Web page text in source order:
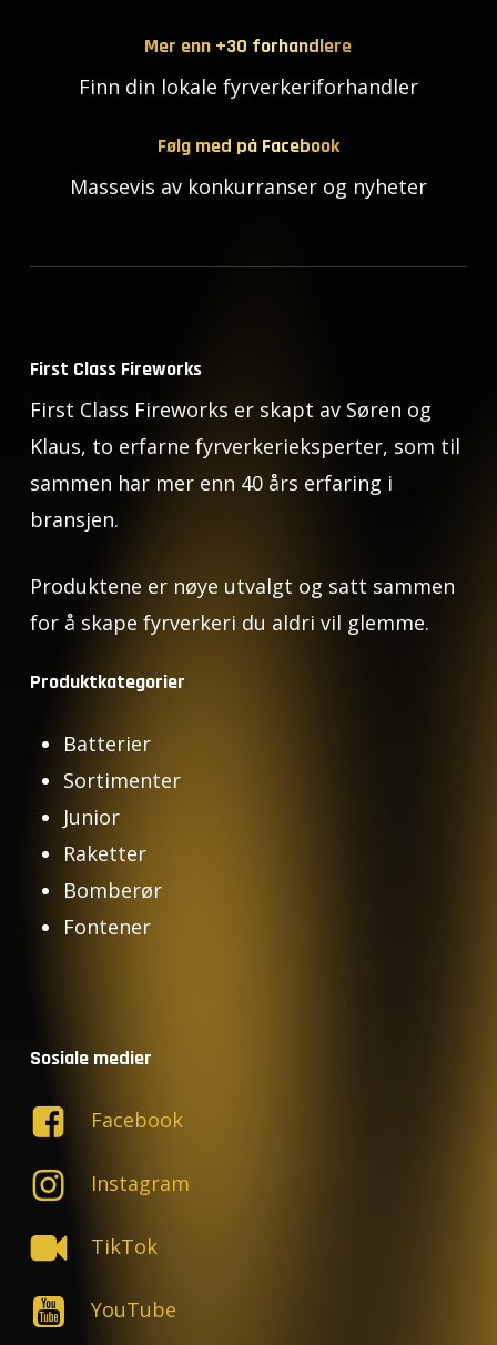
Mer enn +30 forhandlere
Finn din lokale fyrverkeriforhandler
Følg med på Facebook
Massevis av konkurranser og nyheter
First Class Fireworks
First Class Fireworks er skapt av Søren og
Klaus, to erfarne fyrverkerieksperter, som til
sammen har mer enn 40 års erfaring i
bransjen.
Produktene er nøye utvalgt og satt sammen
for å skape fyrverkeri du aldri vil glemme.
Produktkategorier
Batterier
Sortimenter
Junior
Raketter
Bomberør
Fontener
Sosiale medier
Facebook
Instagram
TikTok
YouTube